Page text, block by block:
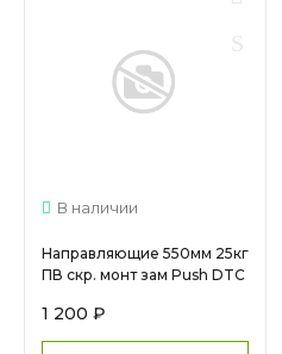
В наличии
Направляющие 550мм 25кг
ПВ скр. монт зам Push DTC
1 200 ₽